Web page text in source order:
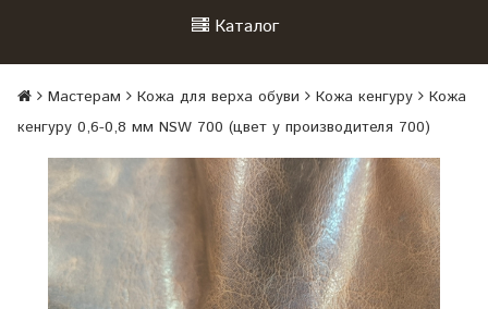
Каталог
Мастерам Кожа для верха обуви Кожа кенгуру
Кожа
кенгуру 0,6-0,8 мм NSW 700 (цвет у производителя 700)